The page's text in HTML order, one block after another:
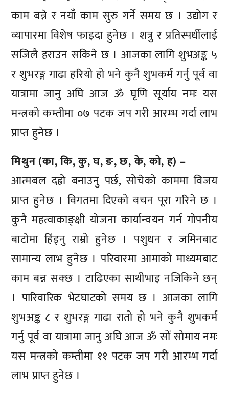
काम बन्ने र नयाँ काम सुरु गर्ने समय छ । उद्योग र
व्यापारमा विशेष फाइदा हुनेछ । शत्रु र प्रतिस्पर्धीलाई
सजिलै हराउन सकिने छ । आजका लागि शुभअङ्क ५
र शुभरङ्ग गाढा हरियो हो भने कुनै शुभकर्म गर्नु पूर्व वा
यात्रामा जानु अघि आज ॐ घृणि सूर्याय नमः यस
मन्त्रको कम्तीमा ०७ पटक जप गरी आरम्भ गर्दा लाभ
प्राप्त हुनेछ ।
मिथुन (का, कि, कु, घ, ङ, छ, के, को, ह) –
आत्मबल दह्रो बनाउनु पर्छ, सोचेको काममा विजय
प्राप्त हुनेछ । विगतमा दिएको वचन पूरा गरिने छ ।
कुनै महत्वाकाङ्क्षी योजना कार्यान्वयन गर्न गोपनीय
बाटोमा हिंड्नु राम्रो हुनेछ । पशुधन र जमिनबाट
सामान्य लाभ हुनेछ । परिवारमा आमाको माध्यमबाट
काम बन्न सक्छ । टाढिएका साथीभाइ नजिकिने छन्
। पारिवारिक भेटघाटको समय छ । आजका लागि
शुभअङ्क ८ र शुभरङ्ग गाढा रातो हो भने कुनै शुभकर्म
गर्नु पूर्व वा यात्रामा जानु अघि आज ॐ सों सोमाय नमः
यस मन्त्रको कम्तीमा ११ पटक जप गरी आरम्भ गर्दा
लाभ प्राप्त हुनेछ ।